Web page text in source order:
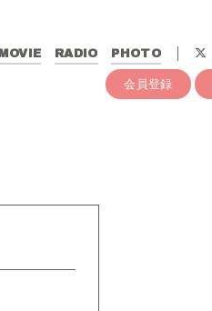
MOVIE RADIO PHOTO
会員登録